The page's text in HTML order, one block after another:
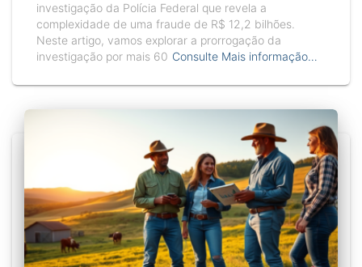
investigação da Polícia Federal que revela a
complexidade de uma fraude de R$ 12,2 bilhões.
Neste artigo, vamos explorar a prorrogação da
investigação por mais 60 Consulte Mais informação…